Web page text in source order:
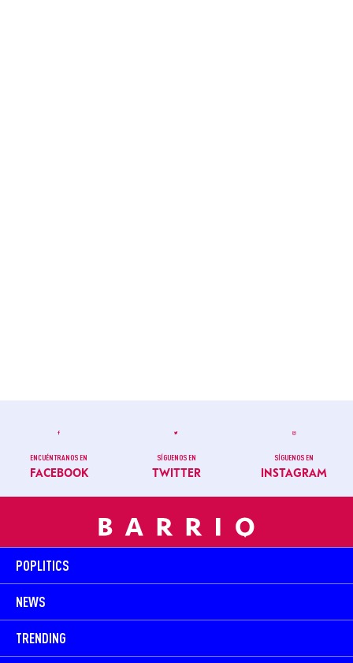
ENCUÉNTRANOS EN
FACEBOOK
SÍGUENOS EN
TWITTER
SÍGUENOS EN
INSTAGRAM
POPLITICS
NEWS
TRENDING